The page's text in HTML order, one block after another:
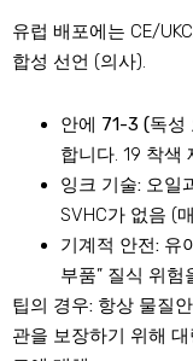
유럽 ​​배포에는 CE/
합성 선언 (의사).
안에 71-3 (독성
합니다. 19 착색
잉크 기술: 오일
SVHC가 없음 (
기계적 안전: 유
부품” 질식 위
팁의 경우: 항상 물질
관을 보장하기 위해